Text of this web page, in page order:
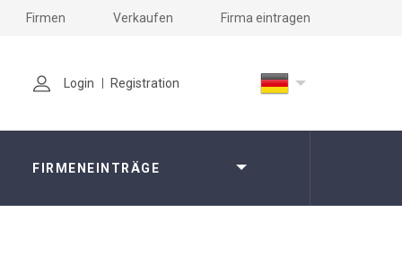
Firmen Verkaufen Firma eintragen
Login Registration
FIRMENEINTRÄGE